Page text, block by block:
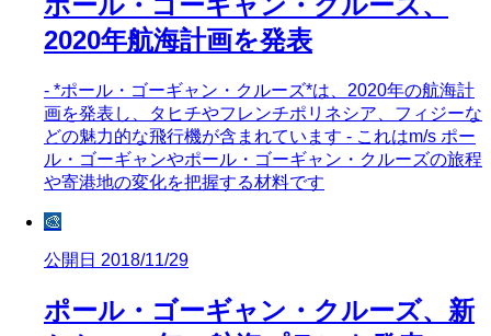
2020年航海計画を発表
- *ポール・ゴーギャン・クルーズ*は、2020年の航海計
画を発表し、タヒチやフレンチポリネシア、フィジーな
どの魅力的な飛行機が含まれています - これはm/s ポー
ル・ゴーギャンやポール・ゴーギャン・クルーズの旅程
や寄港地の変化を把握する材料です
🎨
公開日 2018/11/29
ポール・ゴーギャン・クルーズ、新